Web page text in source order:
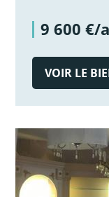
9 600 €/
VOIR LE